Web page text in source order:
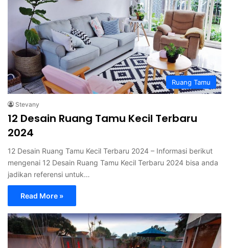
Ruang Tamu
Stevany
12 Desain Ruang Tamu Kecil Terbaru
2024
12 Desain Ruang Tamu Kecil Terbaru 2024 – Informasi berikut
mengenai 12 Desain Ruang Tamu Kecil Terbaru 2024 bisa anda
jadikan referensi untuk…
Read More »